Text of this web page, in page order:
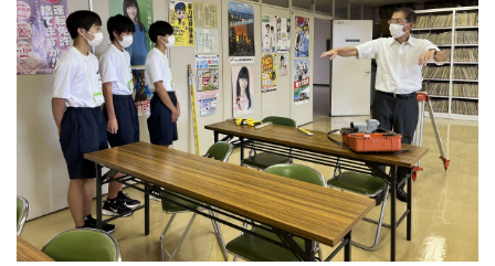
事業内容
土木部門
建築部門
融雪部門
アグリ事業部